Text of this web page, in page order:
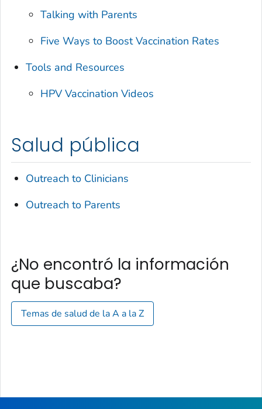
Talking with Parents
Five Ways to Boost Vaccination Rates
Tools and Resources
HPV Vaccination Videos
Salud pública
Outreach to Clinicians
Outreach to Parents
¿No encontró la información
que buscaba?
Temas de salud de la A a la Z